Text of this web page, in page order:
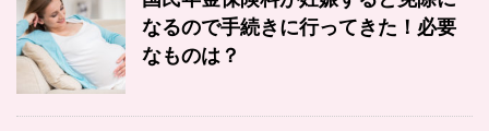
なるので手続きに行ってきた！必要
なものは？